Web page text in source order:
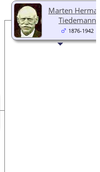
Marten
Tiedemann
1876-1942